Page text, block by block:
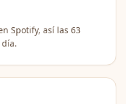
Spotify, así las 63